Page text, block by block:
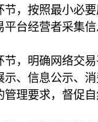
，按照最小必要
台经营者采集
，明确网络交易
、信息公示、
理要求，督促